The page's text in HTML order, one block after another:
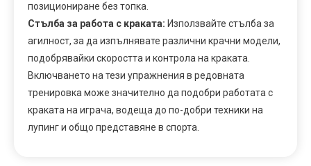
позициониране без топка.
Стълба за работа с краката: Използвайте стълба за
агилност, за да изпълнявате различни крачни модели,
подобрявайки скоростта и контрола на краката.
Включването на тези упражнения в редовната
тренировка може значително да подобри работата с
краката на играча, водеща до по-добри техники на
лупинг и общо представяне в спорта.